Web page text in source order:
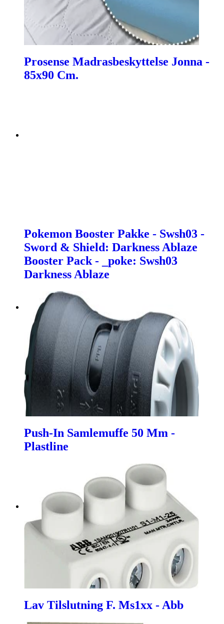
Prosense Madrasbeskyttelse Jonna -
85x90 Cm.
Pokemon Booster Pakke - Swsh03 -
Sword & Shield: Darkness Ablaze
Booster Pack - _poke: Swsh03
Darkness Ablaze
Push-In Samlemuffe 50 Mm -
Plastline
Lav Tilslutning F. Ms1xx - Abb